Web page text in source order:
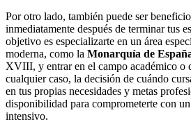
Por otro lado, también puede ser
inmediatamente después de terminar tus
objetivo es especializarte en un área
moderna, como la Monarquía de
XVIII, y entrar en el campo académico o
cualquier caso, la decisión de cuándo
en tus propias necesidades y metas
disponibilidad para comprometerte con
intensivo.